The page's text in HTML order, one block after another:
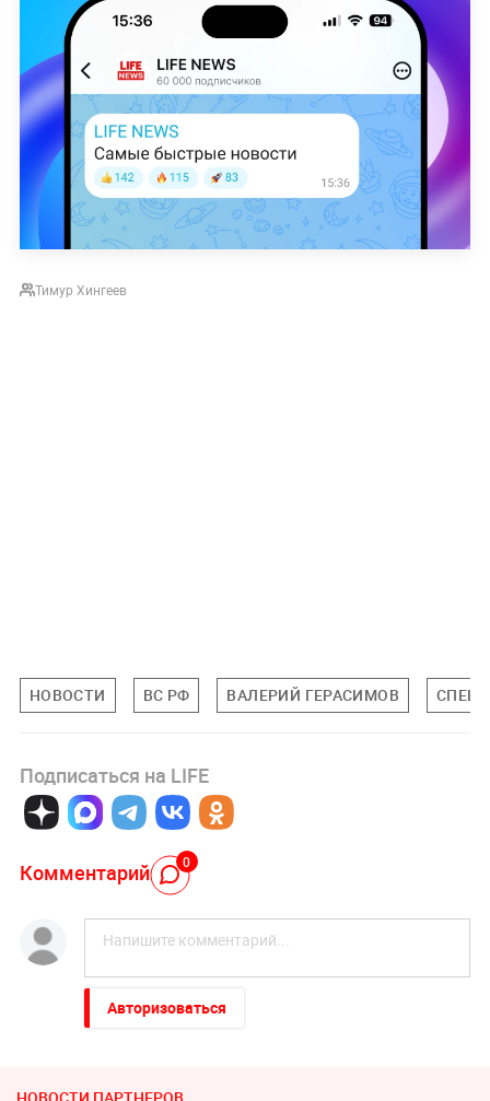
Тимур Хингеев
НОВОСТИ ВС РФ ВАЛЕРИЙ ГЕРАСИМОВ
Подписаться на LIFE
Комментарий 0
Авторизоваться